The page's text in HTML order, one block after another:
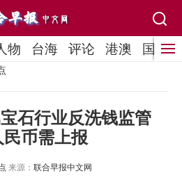
物 台海 评论 港澳 国际
石行业反洗钱监管
币需上报
来源： 联合早报中文网